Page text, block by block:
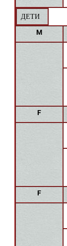
ДЕТИ
M
F
F